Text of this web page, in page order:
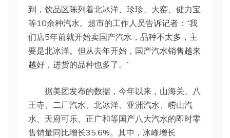
到，饮品区陈列着北冰洋、珍珍、大窑、健力宝
等10余种汽水。超市的工作人员告诉记者：“我
们店5年前就开始卖国产汽水，品种不太多，主
要是北冰洋。但从去年开始，国产汽水销售越来
越好，进货的品种也多了。”
据美团发布的数据，今年以来，山海关、八
王寺、二厂汽水、北冰洋、亚洲汽水、崂山汽
水、天府可乐、正广和等国产八大汽水的即时零
售销量同比增长35.6%。其中，冰峰增长